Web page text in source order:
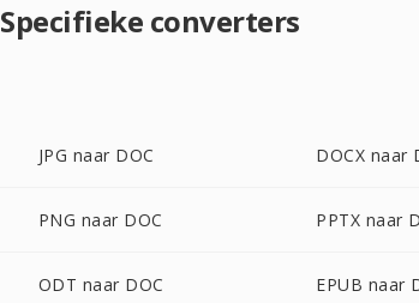
Specifieke converters
JPG naar DOC DOCX naar
PNG naar DOC PPTX naar
ODT naar DOC EPUB naar